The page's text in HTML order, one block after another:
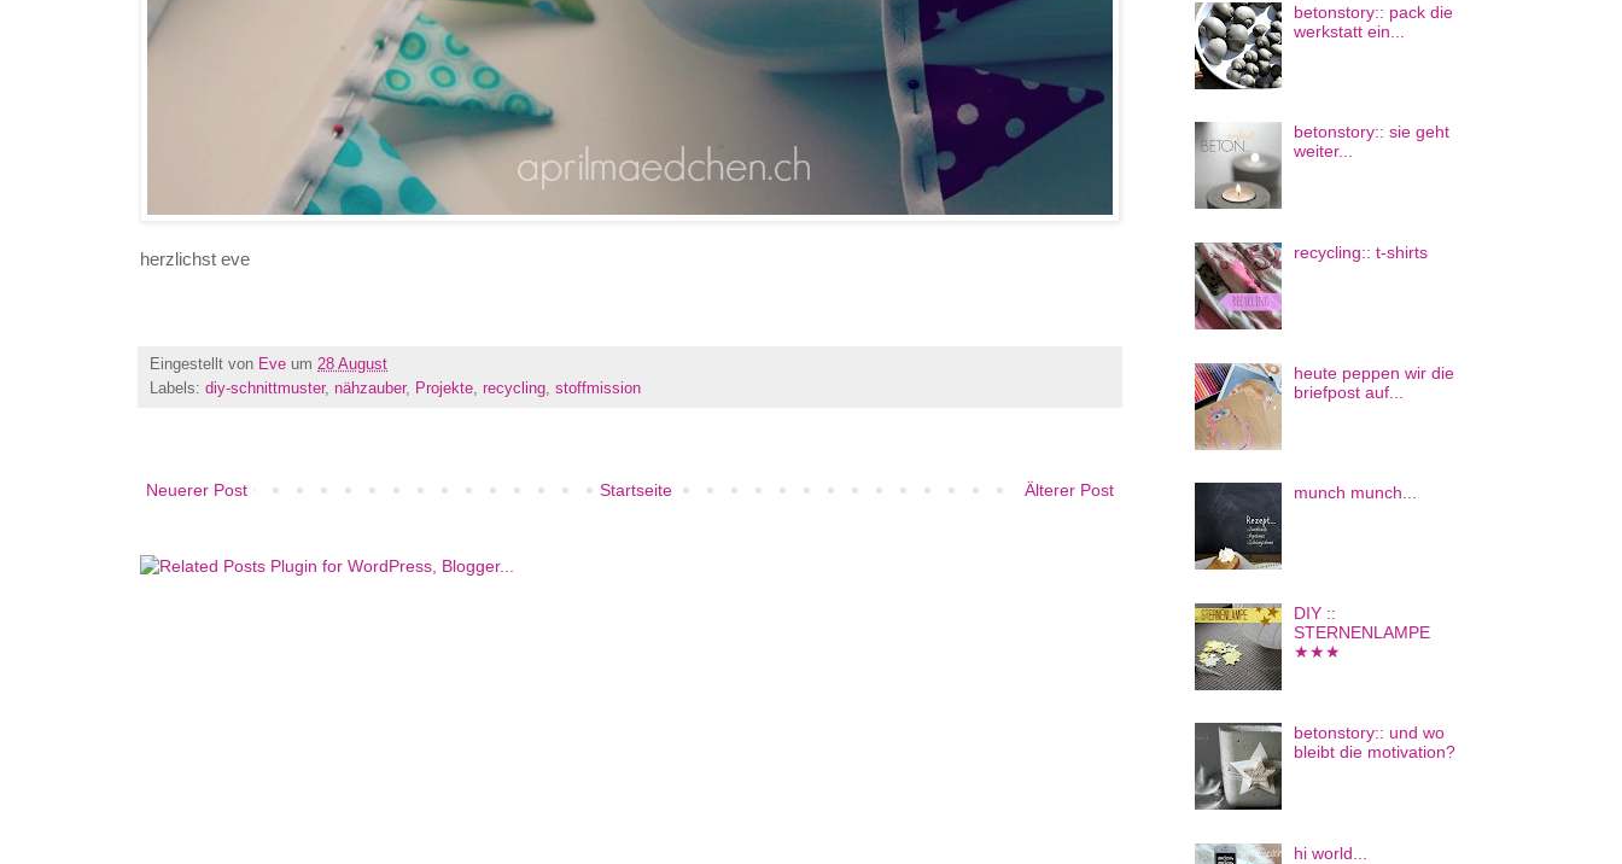
herzlichst eve
Eingestellt von Eve um 28 August
Labels: diy-schnittmuster, nähzauber, Projekte, recycling, stoffmission
Neuerer Post Älterer Post
Startseite
betonstory:: pack die
werkstatt ein...
betonstory:: sie geht
weiter...
recycling:: t-shirts
heute peppen wir die
briefpost auf...
munch munch...
DIY ::
STERNENLAMPE
★★★
betonstory:: und wo
bleibt die motivation?
hi world...